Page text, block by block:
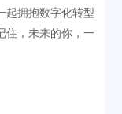
起拥抱数字化转型
住，未来的你，一